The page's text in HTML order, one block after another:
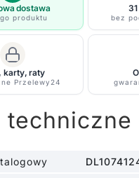
dostawa
produktu bez
karty, raty
Przelewy24
techniczne